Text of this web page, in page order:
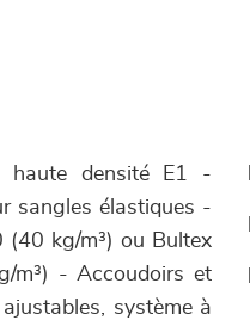
haute densité E1 -
sangles élastiques -
(40 kg/m³) ou Bultex
m³) - Accoudoirs et
système à